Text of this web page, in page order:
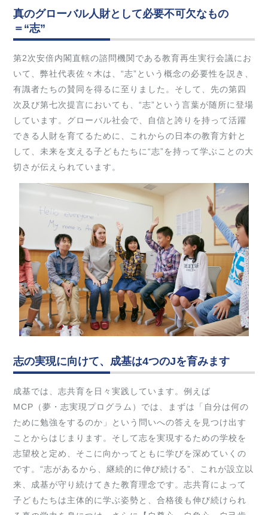
真のグローバル人財として必要不可欠なもの
＝“志”
第2次安倍内閣直轄の諮問機関である教育再生実行会議にお
いて、弊社代表佐々木は、“志”という概念の必要性を説き、
有識者たちの賛同を得るに至りました。そして、先の第四
次及び第七次提言においても、“志”という言葉が随所に登場
しています。グローバル社会で、自信と誇りを持って活躍
できる人財を育てるために、これからの日本の教育方針と
して、未来を支える子どもたちに“志”を持って学ぶことの大
切さが伝えられています。
志の実現に向けて、成基は4つのJを育みます
成基では、志共育を日々実践しています。例えば
MCP（夢・志実現プログラム）では、まずは「自分は何の
ために勉強をするのか」という問いへの答えを見つけ出す
ことからはじまります。そして志を実現するための学校を
志望校と定め、そこに向かってともに学びを深めていくの
です。“志があるから、継続的に伸び続ける”、これが設立以
来、成基が守り続けてきた教育理念です。志共育によって
子どもたちは主体的に学ぶ姿勢と、合格後も伸び続けられ